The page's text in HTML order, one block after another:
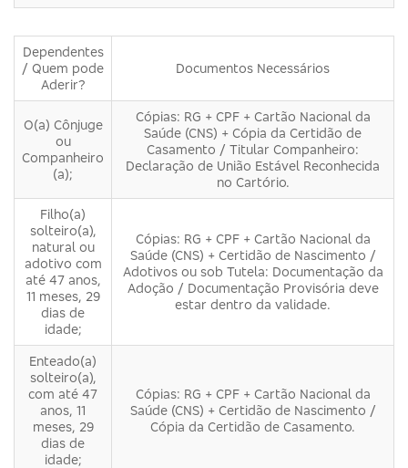
Dependentes
/ Quem pode
Aderir?
Documentos Necessários
O(a) Cônjuge
ou
Companheiro
(a);
Cópias: RG + CPF + Cartão Nacional da
Saúde (CNS) + Cópia da Certidão de
Casamento / Titular Companheiro:
Declaração de União Estável Reconhecida
no Cartório.
Filho(a)
solteiro(a),
natural ou
adotivo com
até 47 anos,
11 meses, 29
dias de
idade;
Cópias: RG + CPF + Cartão Nacional da
Saúde (CNS) + Certidão de Nascimento /
Adotivos ou sob Tutela: Documentação da
Adoção / Documentação Provisória deve
estar dentro da validade.
Enteado(a)
solteiro(a),
com até 47
anos, 11
meses, 29
dias de
idade;
Cópias: RG + CPF + Cartão Nacional da
Saúde (CNS) + Certidão de Nascimento /
Cópia da Certidão de Casamento.